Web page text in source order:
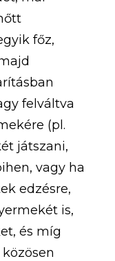
főz,
felváltva
(pl.
játszani,
vagy ha
edzésre,
is,
és míg